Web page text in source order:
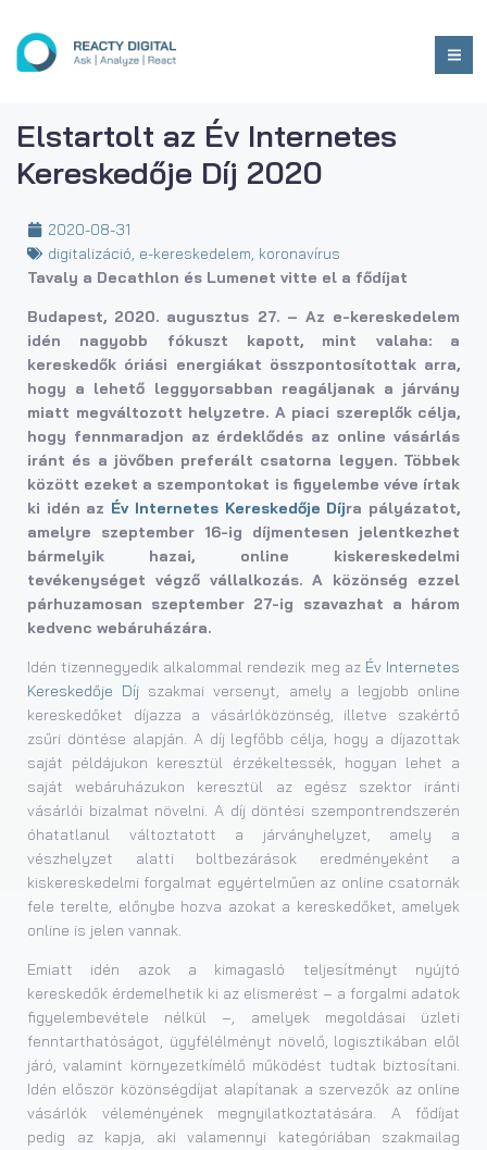
Elstartolt az Év Internetes
Kereskedője Díj 2020
2020-08-31
digitalizáció, e-kereskedelem, koronavírus
Tavaly a Decathlon és Lumenet vitte el a fődíjat
Budapest, 2020. augusztus 27. – Az e-kereskedelem
idén nagyobb fókuszt kapott, mint valaha: a
kereskedők óriási energiákat összpontosítottak arra,
hogy a lehető leggyorsabban reagáljanak a járvány
miatt megváltozott helyzetre. A piaci szereplők célja,
hogy fennmaradjon az érdeklődés az online vásárlás
iránt és a jövőben preferált csatorna legyen. Többek
között ezeket a szempontokat is figyelembe véve írtak
ki idén az Év Internetes Kereskedője Díjra pályázatot,
amelyre szeptember 16-ig díjmentesen jelentkezhet
bármelyik hazai, online kiskereskedelmi
tevékenységet végző vállalkozás. A közönség ezzel
párhuzamosan szeptember 27-ig szavazhat a három
kedvenc webáruházára.
Idén tizennegyedik alkalommal rendezik meg az Év Internetes
Kereskedője Díj szakmai versenyt, amely a legjobb online
kereskedőket díjazza a vásárlóközönség, illetve szakértő
zsűri döntése alapján. A díj legfőbb célja, hogy a díjazottak
saját példájukon keresztül érzékeltessék, hogyan lehet a
saját webáruházukon keresztül az egész szektor iránti
vásárlói bizalmat növelni. A díj döntési szempontrendszerén
óhatatlanul változtatott a járványhelyzet, amely a
vészhelyzet alatti boltbezárások eredményeként a
kiskereskedelmi forgalmat egyértelműen az online csatornák
fele terelte, előnybe hozva azokat a kereskedőket, amelyek
online is jelen vannak.
Emiatt idén azok a kimagasló teljesítményt nyújtó
kereskedők érdemelhetik ki az elismerést – a forgalmi adatok
figyelembevétele nélkül –, amelyek megoldásai üzleti
fenntarthatóságot, ügyfélélményt növelő, logisztikában elől
járó, valamint környezetkímélő működést tudtak biztosítani.
Idén először közönségdíjat alapítanak a szervezők az online
vásárlók véleményének megnyilatkoztatására. A fődíjat
pedig az kapja, aki valamennyi kategóriában szakmailag